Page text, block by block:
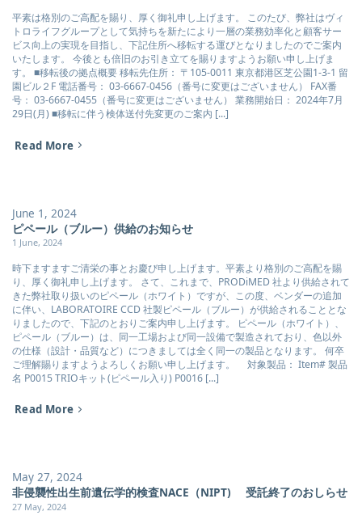
平素は格別のご高配を賜り、厚く御礼申し上げます。 このたび、弊社はヴィ
トロライフグループとして気持ちを新たにより一層の業務効率化と顧客サー
ビス向上の実現を目指し、下記住所へ移転する運びとなりましたのでご案内
いたします。 今後とも倍旧のお引き立てを賜りますようお願い申し上げま
す。 ■移転後の拠点概要 移転先住所： 〒105-0011 東京都港区芝公園1-3-1 留
園ビル２F 電話番号： 03-6667-0456（番号に変更はございません） FAX番
号： 03-6667-0455（番号に変更はございません） 業務開始日： 2024年7月
29日(月) ■移転に伴う検体送付先変更のご案内 [...]
Read More
June 1, 2024
ピペール（ブルー）供給のお知らせ
1 June, 2024
時下ますますご清栄の事とお慶び申し上げます。平素より格別のご高配を賜
り、厚く御礼申し上げます。 さて、これまで、PRODiMED 社より供給されて
きた弊社取り扱いのピペール（ホワイト）ですが、この度、ベンダーの追加
に伴い、LABORATOIRE CCD 社製ピペール（ブルー）が供給されることとな
りましたので、下記のとおりご案内申し上げます。 ピペール（ホワイト）、
ピペール（ブルー）は、同一工場および同一設備で製造されており、色以外
の仕様（設計・品質など）につきましては全く同一の製品となります。 何卒
ご理解賜りますようよろしくお願い申し上げます。 対象製品： Item# 製品
名 P0015 TRIOキット(ピペール入り) P0016 [...]
Read More
May 27, 2024
非侵襲性出生前遺伝学的検査NACE（NIPT) 受託終了のおしらせ
27 May, 2024